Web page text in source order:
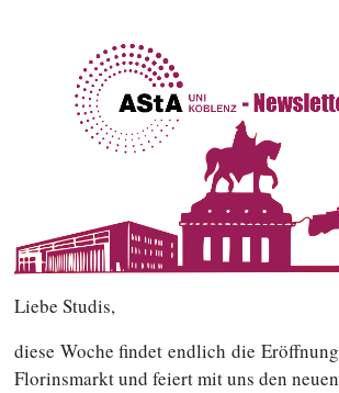
Liebe Studis,
diese Woche findet endlich die
Florinsmarkt und feiert mit uns den